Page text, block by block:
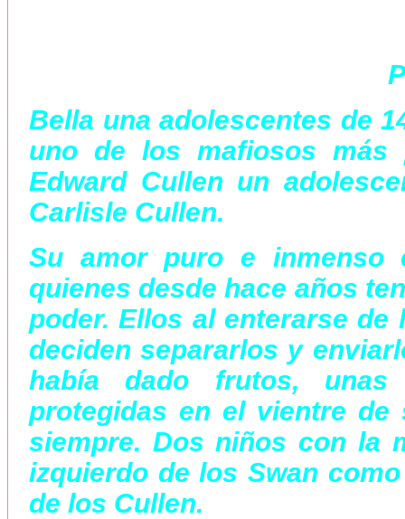
Bella una adolescentes de
uno de los mafiosos más
Edward Cullen un
Carlisle Cullen.
Su amor puro e inmenso
quienes desde hace años
poder. Ellos al enterarse
deciden separarlos y
había dado frutos, unas
protegidas en el vientre
siempre. Dos niños con la
izquierdo de los Swan
de los Cullen.